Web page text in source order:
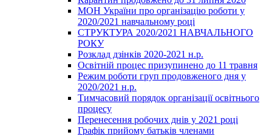
МОН України про організацію роботи у
2020/2021 навчальному році
СТРУКТУРА 2020/2021 НАВЧАЛЬНОГО
РОКУ
Розклад дзінків 2020-2021 н.р.
Освітній процес призупинено до 11 травня
Режим роботи груп продовженого дня у
2020/2021 н.р.
Тимчасовий порядок організації освітнього
процесу
Перенесення робочих днів у 2021 році
Графік прийому батьків членами